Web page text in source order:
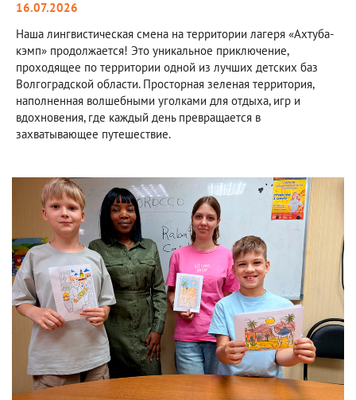
16.07.2026
Наша лингвистическая смена на территории лагеря «Ахтуба-
кэмп» продолжается! Это уникальное приключение,
проходящее по территории одной из лучших детских баз
Волгоградской области. Просторная зеленая территория,
наполненная волшебными уголками для отдыха, игр и
вдохновения, где каждый день превращается в
захватывающее путешествие.